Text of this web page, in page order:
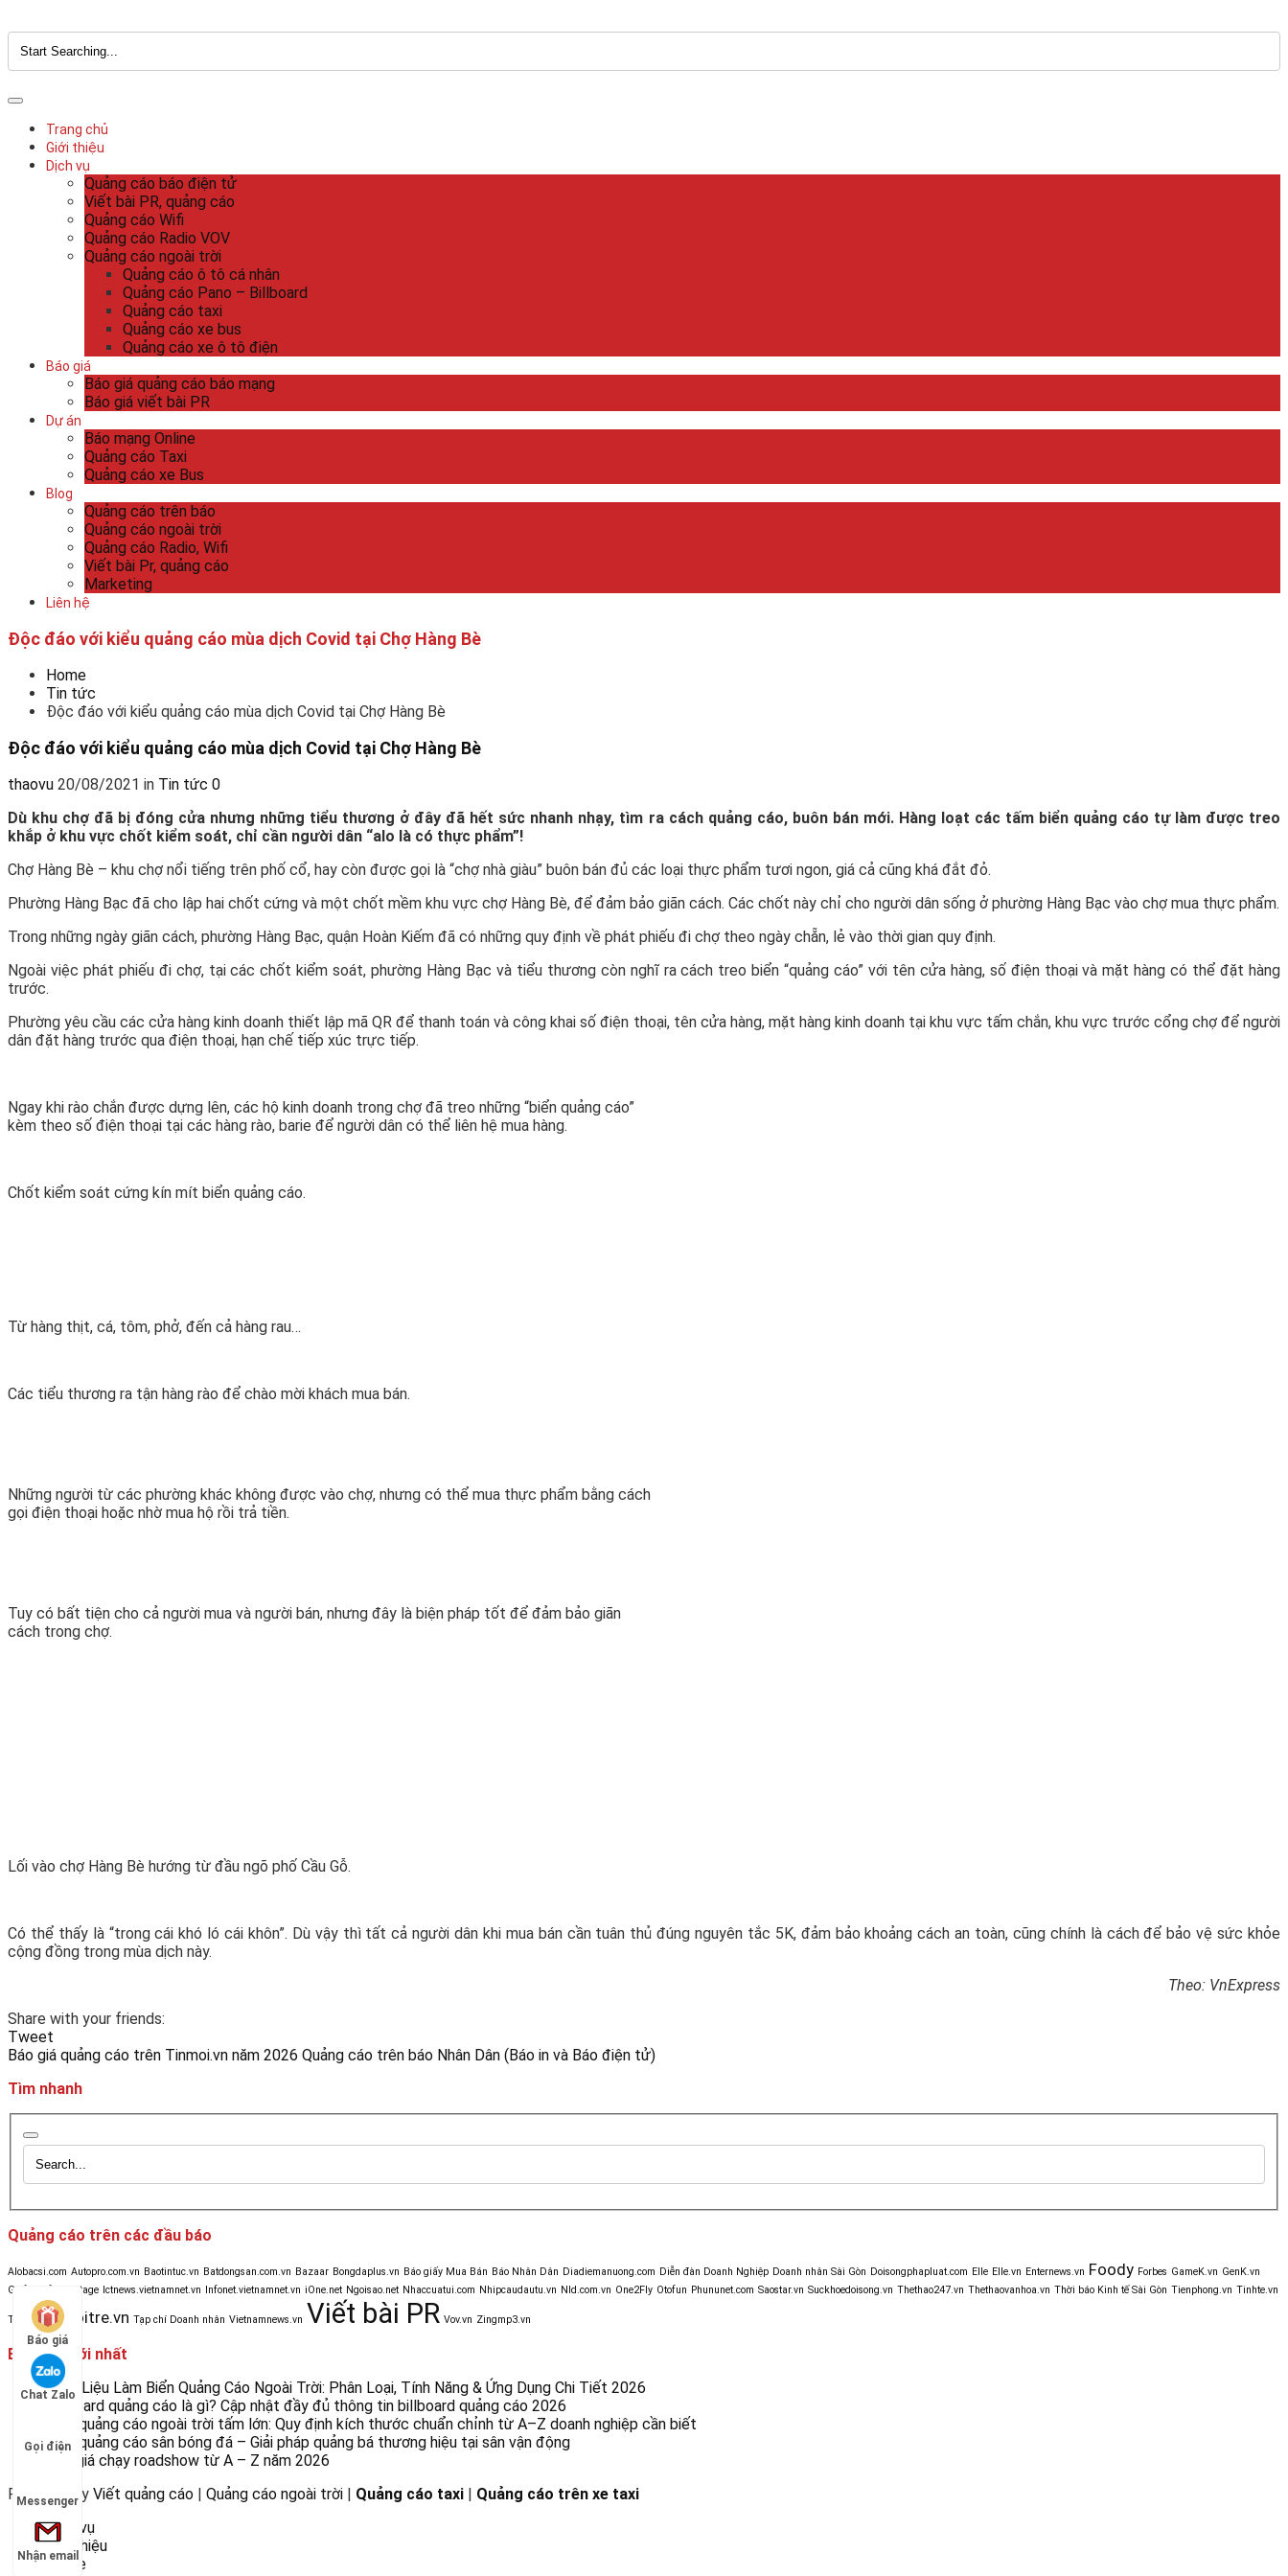
Trang chủ
Giới thiệu
Dịch vụ
Quảng cáo báo điện tử
Viết bài PR, quảng cáo
Quảng cáo Wifi
Quảng cáo Radio VOV
Quảng cáo ngoài trời
Quảng cáo ô tô cá nhân
Quảng cáo Pano – Billboard
Quảng cáo taxi
Quảng cáo xe bus
Quảng cáo xe ô tô điện
Báo giá
Báo giá quảng cáo báo mạng
Báo giá viết bài PR
Dự án
Báo mạng Online
Quảng cáo Taxi
Quảng cáo xe Bus
Blog
Quảng cáo trên báo
Quảng cáo ngoài trời
Quảng cáo Radio, Wifi
Viết bài Pr, quảng cáo
Marketing
Liên hệ
Độc đáo với kiểu quảng cáo mùa dịch Covid tại Chợ Hàng Bè
Home
Tin tức
Độc đáo với kiểu quảng cáo mùa dịch Covid tại Chợ Hàng Bè
Độc đáo với kiểu quảng cáo mùa dịch Covid tại Chợ Hàng Bè
thaovu 20/08/2021 in Tin tức 0
Dù khu chợ đã bị đóng cửa nhưng những tiểu thương ở đây đã hết sức nhanh nhạy, tìm ra cách quảng cáo, buôn bán mới. Hàng loạt các tấm biển quảng cáo tự làm được treo
khắp ở khu vực chốt kiểm soát, chỉ cần người dân “alo là có thực phẩm”!
Chợ Hàng Bè – khu chợ nổi tiếng trên phố cổ, hay còn được gọi là “chợ nhà giàu” buôn bán đủ các loại thực phẩm tươi ngon, giá cả cũng khá đắt đỏ.
Phường Hàng Bạc đã cho lập hai chốt cứng và một chốt mềm khu vực chợ Hàng Bè, để đảm bảo giãn cách. Các chốt này chỉ cho người dân sống ở phường Hàng Bạc vào chợ mua thực phẩm.
Trong những ngày giãn cách, phường Hàng Bạc, quận Hoàn Kiếm đã có những quy định về phát phiếu đi chợ theo ngày chẵn, lẻ vào thời gian quy định.
Ngoài việc phát phiếu đi chợ, tại các chốt kiểm soát, phường Hàng Bạc và tiểu thương còn nghĩ ra cách treo biển “quảng cáo” với tên cửa hàng, số điện thoại và mặt hàng có thể đặt hàng
trước.
Phường yêu cầu các cửa hàng kinh doanh thiết lập mã QR để thanh toán và công khai số điện thoại, tên cửa hàng, mặt hàng kinh doanh tại khu vực tấm chắn, khu vực trước cổng chợ để người
dân đặt hàng trước qua điện thoại, hạn chế tiếp xúc trực tiếp.
Ngay khi rào chắn được dựng lên, các hộ kinh doanh trong chợ đã treo những “biển quảng cáo”
kèm theo số điện thoại tại các hàng rào, barie để người dân có thể liên hệ mua hàng.
Chốt kiểm soát cứng kín mít biển quảng cáo.
Từ hàng thịt, cá, tôm, phở, đến cả hàng rau…
Các tiểu thương ra tận hàng rào để chào mời khách mua bán.
Những người từ các phường khác không được vào chợ, nhưng có thể mua thực phẩm bằng cách
gọi điện thoại hoặc nhờ mua hộ rồi trả tiền.
Tuy có bất tiện cho cả người mua và người bán, nhưng đây là biện pháp tốt để đảm bảo giãn
cách trong chợ.
Lối vào chợ Hàng Bè hướng từ đầu ngõ phố Cầu Gỗ.
Có thể thấy là “trong cái khó ló cái khôn”. Dù vậy thì tất cả người dân khi mua bán cần tuân thủ đúng nguyên tắc 5K, đảm bảo khoảng cách an toàn, cũng chính là cách để bảo vệ sức khỏe
cộng đồng trong mùa dịch này.
Theo: VnExpress
Share with your friends:
Tweet
Báo giá quảng cáo trên Tinmoi.vn năm 2026 Quảng cáo trên báo Nhân Dân (Báo in và Báo điện tử)
Tìm nhanh
Quảng cáo trên các đầu báo
Alobacsi.com Autopro.com.vn Baotintuc.vn Batdongsan.com.vn Bazaar Bongdaplus.vn Báo giấy Mua Bán Báo Nhân Dân Diadiemanuong.com Diễn đàn Doanh Nghiệp Doanh nhân Sài Gòn Doisongphapluat.com Elle Elle.vn Enternews.vn Foody Forbes GameK.vn GenK.vn
Golf & Life
Heritage Ictnews.vietnamnet.vn Infonet.vietnamnet.vn iOne.net Ngoisao.net Nhaccuatui.com Nhipcaudautu.vn Nld.com.vn One2Fly Otofun Phununet.com Saostar.vn Suckhoedoisong.vn Thethao247.vn Thethaovanhoa.vn Thời báo Kinh tế Sài Gòn Tienphong.vn Tinhte.vn
Tinmoi.vn Tuoitre.vn Tạp chí Doanh nhân Vietnamnews.vn Viết bài PR Vov.vn Zingmp3.vn
Bài viết mới nhất
Chất Liệu Làm Biển Quảng Cáo Ngoài Trời: Phân Loại, Tính Năng & Ứng Dụng Chi Tiết 2026
Billboard quảng cáo là gì? Cập nhật đầy đủ thông tin billboard quảng cáo 2026
Biển quảng cáo ngoài trời tấm lớn: Quy định kích thước chuẩn chỉnh từ A–Z doanh nghiệp cần biết
Biển quảng cáo sân bóng đá – Giải pháp quảng bá thương hiệu tại sân vận động
Báo giá chạy roadshow từ A – Z năm 2026
Powered by Viết quảng cáo | Quảng cáo ngoài trời | Quảng cáo taxi | Quảng cáo trên xe taxi
Dịch vụ
Giới thiệu
Home
Báo giá
Chat Zalo
Gọi điện
Messenger
Nhận email